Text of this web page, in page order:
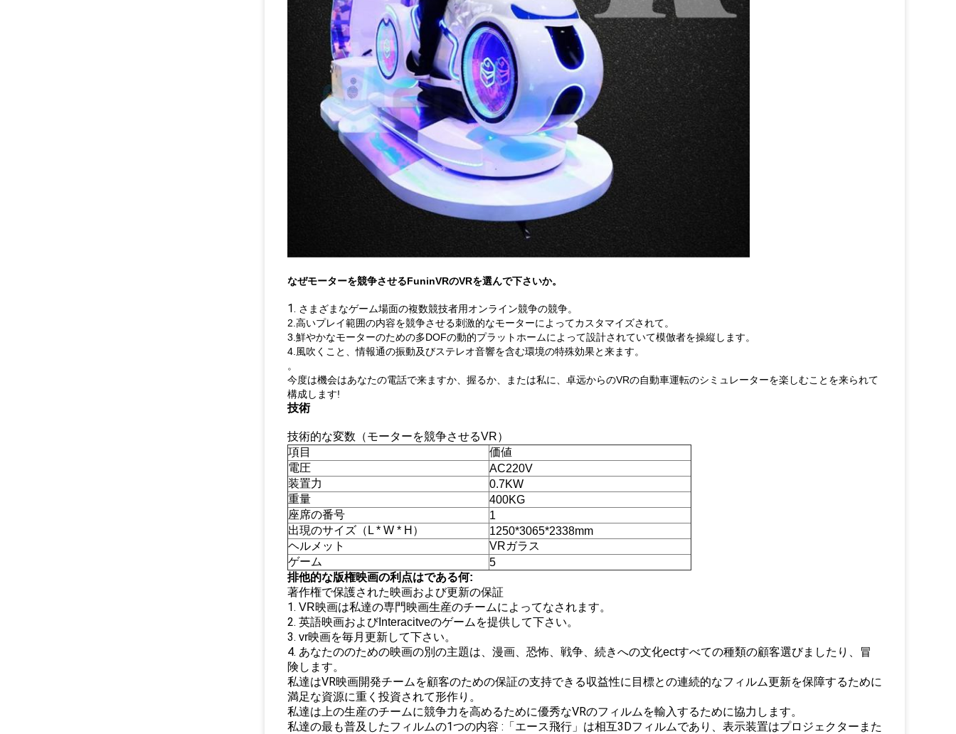
なぜモーターを競争させるFuninVRのVRを選んで下さいか。
1. さまざまなゲーム場面の複数競技者用オンライン競争の競争。
2.高いプレイ範囲の内容を競争させる刺激的なモーターによってカスタマイズされて。
3.鮮やかなモーターのための多DOFの動的プラットホームによって設計されていて模倣者を操縦します。
4.風吹くこと、情報通の振動及びステレオ音響を含む環境の特殊効果と来ます。
。
今度は機会はあなたの電話で来ますか、握るか、または私に、卓远からのVRの自動車運転のシミュレーターを楽しむことを来られて
構成します!
技術
技術的な変数（モーターを競争させるVR）
項目
価値
電圧
AC220V
装置力
0.7KW
重量
400KG
座席の番号
1
出現のサイズ（L * W * H）
1250*3065*2338mm
ヘルメット
VRガラス
ゲーム
5
排他的な版権映画の利点はである何:
著作権で保護された映画および更新の保証
1. VR映画は私達の専門映画生産のチームによってなされます。
2. 英語映画およびInteracitveのゲームを提供して下さい。
3. vr映画を毎月更新して下さい。
4. あなたののための映画の別の主題は、漫画、恐怖、戦争、続きへの文化ectすべての種類の顧客選びましたり、冒
険します。
私達はVR映画開発チームを顧客のための保証の支持できる収益性に目標との連続的なフィルム更新を保障するために
満足な資源に重く投資されて形作り。
私達は上の生産のチームに競争力を高めるために優秀なVRのフィルムを輸入するために協力します。
私達の最も普及したフィルムの1つの内容 :「エース飛行」は相互3Dフィルムであり、表示装置はプロジェクターまた